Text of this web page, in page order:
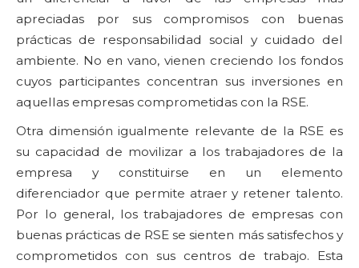
apreciadas por sus compromisos con buenas
prácticas de responsabilidad social y cuidado del
ambiente. No en vano, vienen creciendo los fondos
cuyos participantes concentran sus inversiones en
aquellas empresas comprometidas con la RSE.
Otra dimensión igualmente relevante de la RSE es
su capacidad de movilizar a los trabajadores de la
empresa y constituirse en un elemento
diferenciador que permite atraer y retener talento.
Por lo general, los trabajadores de empresas con
buenas prácticas de RSE se sienten más satisfechos y
comprometidos con sus centros de trabajo. Esta